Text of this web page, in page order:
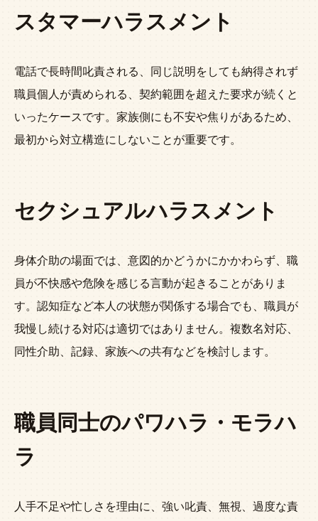
スタマーハラスメント
電話で長時間叱責される、同じ説明をしても納得されず
職員個人が責められる、契約範囲を超えた要求が続くと
いったケースです。家族側にも不安や焦りがあるため、
最初から対立構造にしないことが重要です。
セクシュアルハラスメント
身体介助の場面では、意図的かどうかにかかわらず、職
員が不快感や危険を感じる言動が起きることがありま
す。認知症など本人の状態が関係する場合でも、職員が
我慢し続ける対応は適切ではありません。複数名対応、
同性介助、記録、家族への共有などを検討します。
職員同士のパワハラ・モラハ
ラ
人手不足や忙しさを理由に、強い叱責、無視、過度な責